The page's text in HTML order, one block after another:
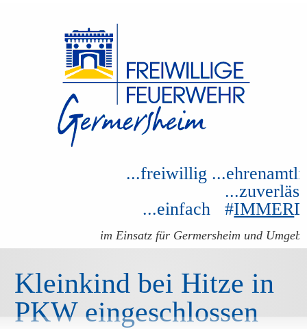
...freiwillig
...einfach #IMMER
im Einsatz für Germersheim und
Kleinkind bei Hitze in
PKW eingeschlossen